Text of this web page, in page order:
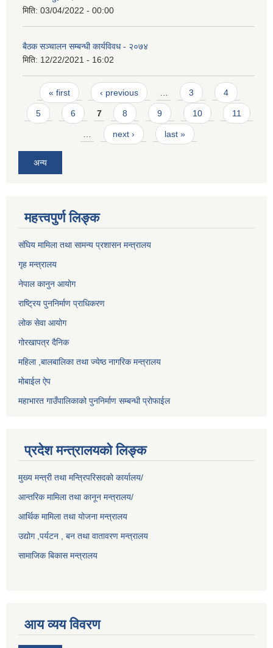
मिति: 03/04/2022 - 00:00
बैठक सञ्चालन सम्बन्धी कार्यविवध - २०७४
मिति: 12/22/2021 - 16:02
Pages
« first ‹ previous 3 4
5 6 7 8 9 10 11
next › last »
अन्य
महत्त्वपुर्ण लिङ्क
संघिय मामिला तथा सामन्य प्रशासन मन्त्रालय
गृह मन्त्रालय
नेपाल कानुन आयोग
राष्ट्रिय पुननिर्माण प्राधिकरण
लोक सेवा आयोग
गोरखापत्र दैनिक
महिला ,बालबालिका तथा ज्येष्ठ नागरिक मन्त्रालय
मोबाईल ऐप
महाभारत गाउँपालिकाको पुननिर्माण सम्बन्धी प्रोफाईल
प्रदेश मन्त्रालयको लिङ्क
मुख्य मन्त्री तथा मन्त्रिपरिसदको कार्यालय/
आन्तरिक मामिला तथा कानून मन्त्रालय/
आर्थिक मामिला तथा योजना मन्त्रालय
उद्योग ,पर्यटन , बन तथा वातावरण मन्त्रालय
सामाजिक बिकास मन्त्रालय
आय व्यय विवरण